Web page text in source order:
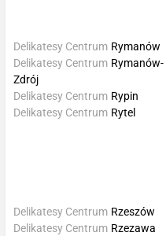
Delikatesy Centrum Rymanów
Delikatesy Centrum Rymanów-
Zdrój
Delikatesy Centrum Rypin
Delikatesy Centrum Rytel
Delikatesy Centrum Rzeszów
Delikatesy Centrum Rzezawa